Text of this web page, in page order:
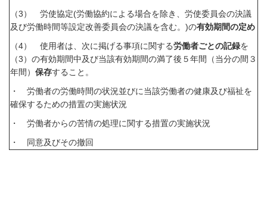
（3） 労使協定(労働協約による場合を除き、労使委員会の決議
及び労働時間等設定改善委員会の決議を含む。 )の有効期間の定め
（4） 使用者は、次に掲げる事項に関する労働者ごとの記録を
（3）の有効期間中及び当該有効期間の満了後５年間（当分の間３
年間） 保存すること。
・ 労働者の労働時間の状況並びに当該労働者の健康及び福祉を
確保するための措置の実施状況
・ 労働者からの苦情の処理に関する措置の実施状況
・ 同意及びその撤回